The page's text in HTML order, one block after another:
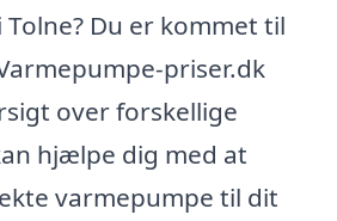
Du er kommet til
priser.dk
over forskellige
hjælpe dig med at
varmepumpe til dit